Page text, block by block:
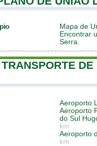
Mapa de
Encontrar
Serra.
DE
Aeroporto
Aeroporto
do Sul
km
Aeroporto
km